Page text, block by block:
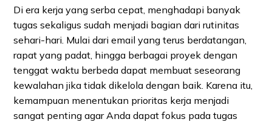
Di era kerja yang serba cepat, menghadapi banyak
tugas sekaligus sudah menjadi bagian dari rutinitas
sehari-hari. Mulai dari email yang terus berdatangan,
rapat yang padat, hingga berbagai proyek dengan
tenggat waktu berbeda dapat membuat seseorang
kewalahan jika tidak dikelola dengan baik. Karena itu,
kemampuan menentukan prioritas kerja menjadi
sangat penting agar Anda dapat fokus pada tugas